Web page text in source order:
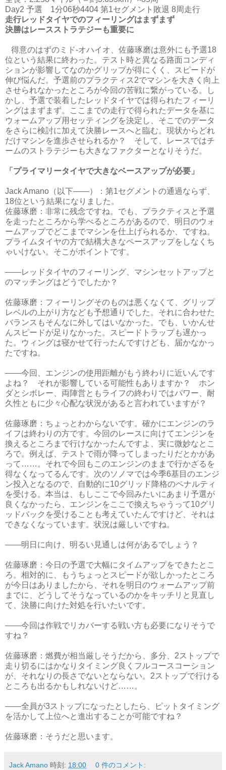
Day2 予選 1分06秒4404 第1セグメント敗退 8周走行
走行レッドタイヤでのフィーリングはまずまず
決勝はレースストラテジーも重要に
得意のはずのミド‐オハイオ、佐藤琢磨は意外にも予選18
位という結果に終わった。テスト時と異なる路面コンディ
ションが影響してなのかグリップが得にくく、スピードが
伸び悩んだ。予選前のプラクティス2でマシンを大きく向上
させられなかったところが今回の苦戦に繋がっている。し
かし、予選で装着したレッドタイヤでは得られたフィーリ
ングはまずまず。ここまでの走行で得られたデータを基に
ウォームアップ用セッティングを決定し、そこでのデータ
をさらに検討に加えて決勝レースへと臨む。現状からどれ
だけマシンを進歩させられるか？ そして、レースではチ
ームのストラテジーも大きなファクターとなりそうだ。
「プライマリータイヤで大きなベースアップが必要」
Jack Amano（以下――）：第1セグメントの通過ならず、
18位という結果になりました。
佐藤琢磨：非常に残念ですね。でも、プラクティスと予選
を走ったところから学べるところがあるので、明日のウォ
ームアップでどこまでマシンを仕上げられるか、ですね。
プライムタイヤの方で結構大きなペースアップをしなくち
ゃいけない。そこがポイントです。
――レッドタイヤのフィーリング、マシンセットアップと
のマッチングはどうでしたか？
佐藤琢磨：フィーリングそのものは悪くなくて、グリップ
レベルの上がり方なども予想通りでした。それに合わせた
バランスもそんなに外してはいなかった。でも、いかんせ
んスピードが足りなかった。スピードトラップも遅かっ
た。ウィングは寝かせて行ったんですけども、届かなかっ
たですね。
――今回、エンジンの使用距離がもう終わりに近いんです
よね？ それが影響している可能性もありますか？ ホン
ダとシボレー、両陣営ともライフの終わりではパワー、耐
久性ともに少々心配な状況があると言われていますが？
佐藤琢磨：ちょっとわからないです。確かにエンジンのラ
イフは終わりの方です。今回のレースに向けてエンジンを
換えるところまで行けなかったんですよ、実に微妙なとこ
ろで。例えば、テストで雨が降ってしまったりだとかがあ
って……。それで今回もこのエンジンのままで行かざるを
得なくなってるんです。次のソノマでは今季6基目のエンジ
ン投入となるので、自動的に10グリッド降格のペナルティ
を受ける。本当は、もしここで今回みたいにあまり予選が
良くなかったら、エンジンをここで換えちゃうって10グリ
ッドバックを受けることも考えていたんですけど、それは
できなくなっています。状況は厳しいですね。
――明日に向け、明るい見通しは何があるでしょう？
佐藤琢磨：今日の予選で大幅にタイムアップをできたとこ
ろ。相対的に、もうちょっとスピードが欲しかったところ
が今日はありましたから、それを明日のウォームアップ前
までに、どうしてそうなっているのかをキッチリと見直し
て、決勝に向けた対処を行いたいです。
――今回は作戦でリカバーする戦い方も必要になりそうで
すね？
佐藤琢磨：燃費が相当厳しそうだから、多分、2ストップで
走り切るにはかなりタイミング良くフルコースコーション
が、それなりの長さでないとならない。2ストップで行ける
ところも出るかもしれないけど……。
――全員が3ストップになったとしたら、ピットタイミング
を活かして上位へと進出することが可能ですね？
佐藤琢磨：そうだと思います。
Jack Amano 時刻: 18:00 0 件のコメント: